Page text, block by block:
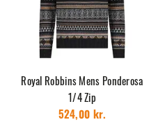
Royal Robbins Mens Ponderosa
1/4 Zip
524,00 kr.